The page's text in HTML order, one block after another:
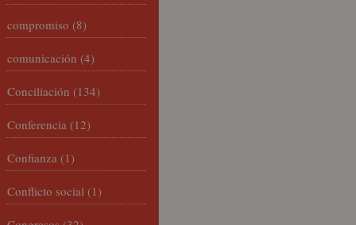
compromiso (8)
comunicación (4)
Conciliación (134)
Conferencia (12)
Confianza (1)
Conflicto social (1)